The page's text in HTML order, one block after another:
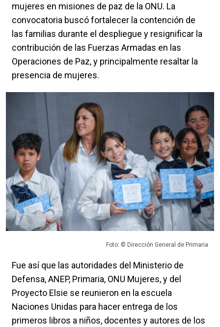
mujeres en misiones de paz de la ONU. La
convocatoria buscó fortalecer la contención de
las familias durante el despliegue y resignificar la
contribución de las Fuerzas Armadas en las
Operaciones de Paz, y principalmente resaltar la
presencia de mujeres.
Foto: © Dirección General de Primaria
Fue así que las autoridades del Ministerio de
Defensa, ANEP, Primaria, ONU Mujeres, y del
Proyecto Elsie se reunieron en la escuela
Naciones Unidas para hacer entrega de los
primeros libros a niños, docentes y autores de los